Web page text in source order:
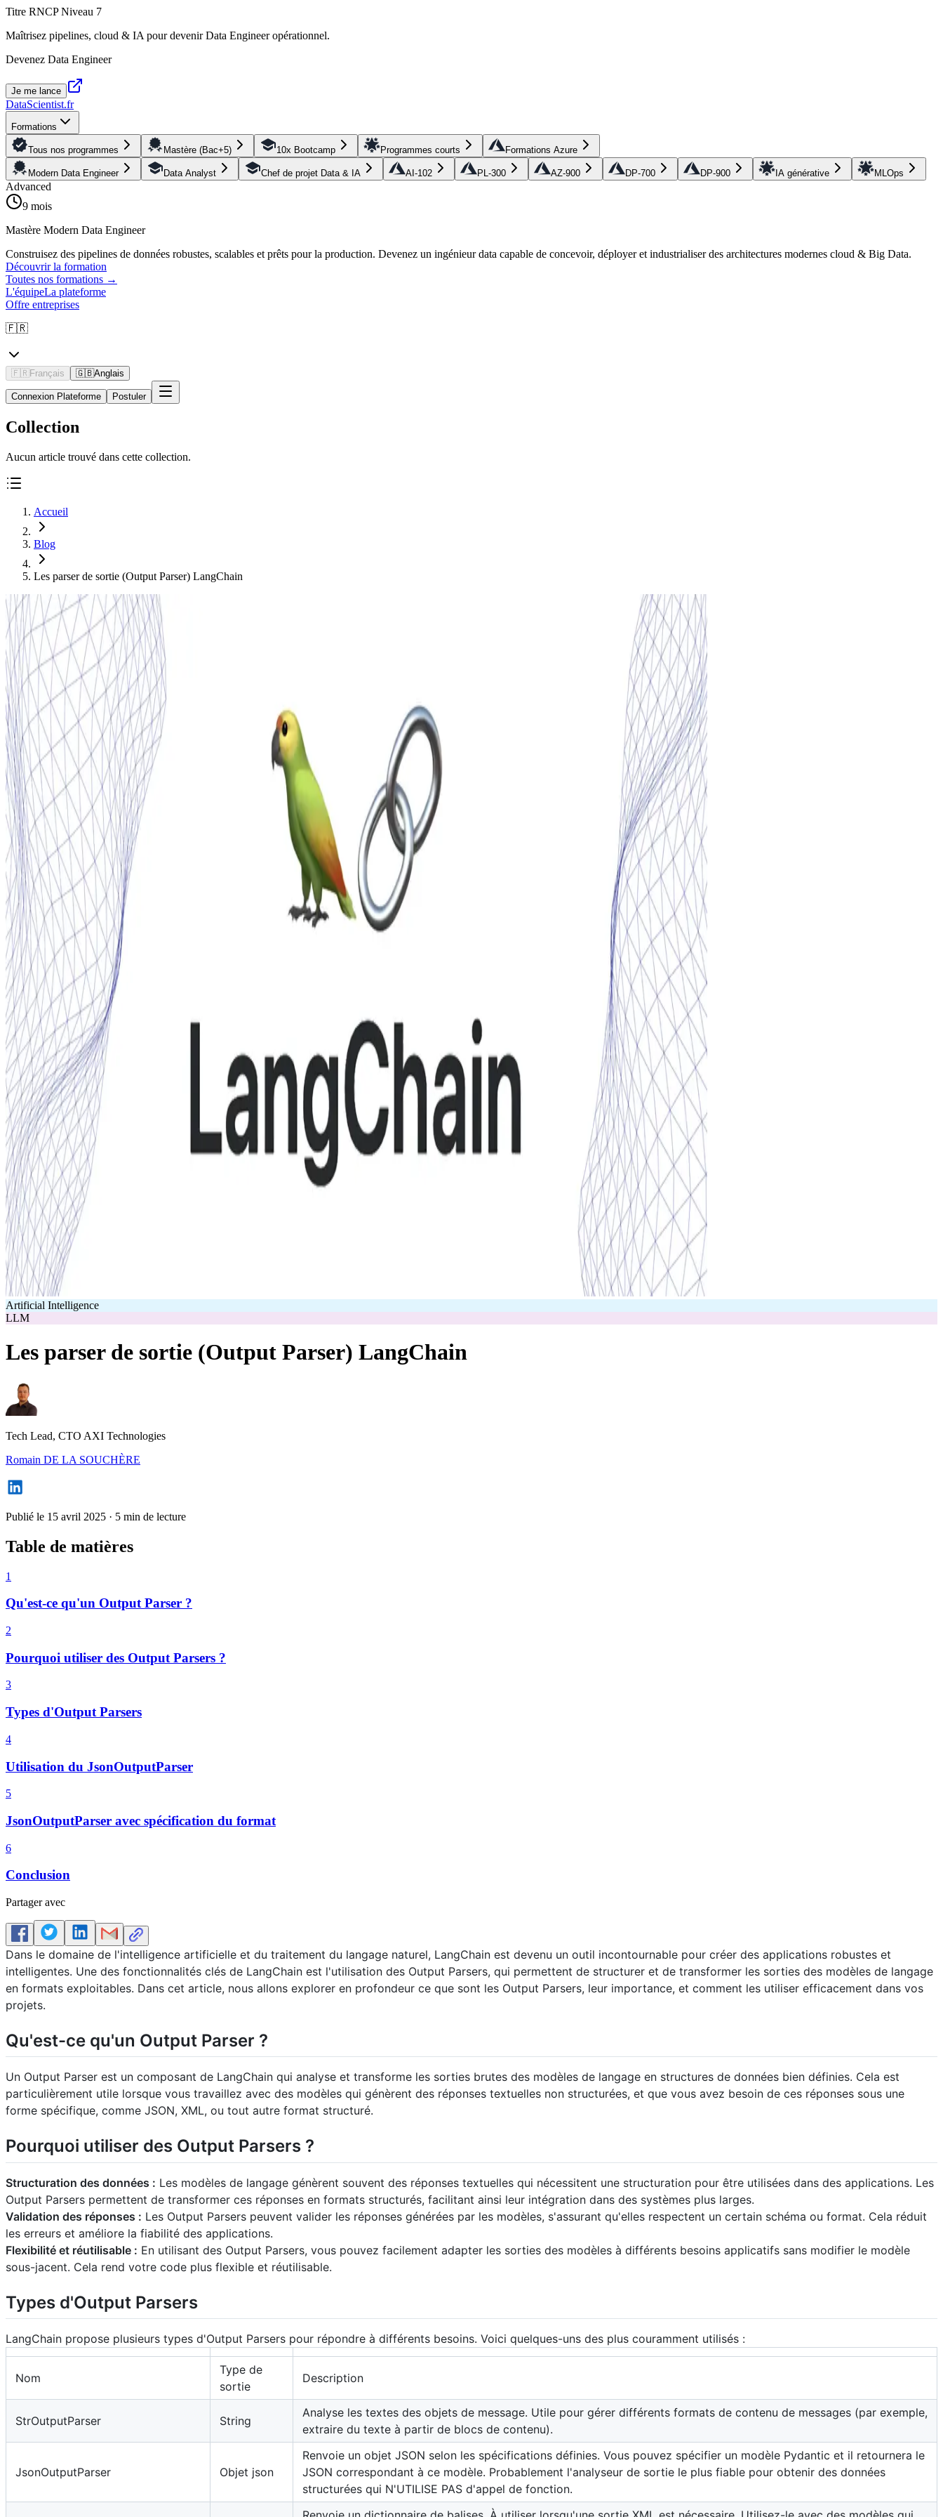
Titre RNCP Niveau 7
Maîtrisez pipelines, cloud & IA pour devenir Data Engineer opérationnel.
Devenez Data Engineer
Je me lance
DataScientist.fr
Formations
Tous nos programmes Mastère (Bac+5) 10x Bootcamp Programmes courts Formations Azure
Modern Data Engineer Data Analyst Chef de projet Data & IA AI-102 PL-300 AZ-900 DP-700 DP-900 IA générative MLOps
Advanced
9 mois
Mastère Modern Data Engineer
Construisez des pipelines de données robustes, scalables et prêts pour la production. Devenez un ingénieur data capable de concevoir, déployer et industrialiser des architectures modernes cloud & Big Data.
Découvrir la formation
Toutes nos formations →
L'équipeLa plateforme
Offre entreprises
🇫🇷
🇫🇷 Français 🇬🇧Anglais
Connexion Plateforme Postuler
Collection
Aucun article trouvé dans cette collection.
Accueil
Blog
Les parser de sortie (Output Parser) LangChain
Artificial Intelligence
LLM
Les parser de sortie (Output Parser) LangChain
Tech Lead, CTO AXI Technologies
Romain DE LA SOUCHÈRE
Publié le 15 avril 2025 · 5 min de lecture
Table de matières
1
Qu'est-ce qu'un Output Parser ?
2
Pourquoi utiliser des Output Parsers ?
3
Types d'Output Parsers
4
Utilisation du JsonOutputParser
5
JsonOutputParser avec spécification du format
6
Conclusion
Partager avec
Dans le domaine de l'intelligence artificielle et du traitement du langage naturel, LangChain est devenu un outil incontournable pour créer des applications robustes et
intelligentes. Une des fonctionnalités clés de LangChain est l'utilisation des Output Parsers, qui permettent de structurer et de transformer les sorties des modèles de langage
en formats exploitables. Dans cet article, nous allons explorer en profondeur ce que sont les Output Parsers, leur importance, et comment les utiliser efficacement dans vos
projets.
Qu'est-ce qu'un Output Parser ?
Un Output Parser est un composant de LangChain qui analyse et transforme les sorties brutes des modèles de langage en structures de données bien définies. Cela est
particulièrement utile lorsque vous travaillez avec des modèles qui génèrent des réponses textuelles non structurées, et que vous avez besoin de ces réponses sous une
forme spécifique, comme JSON, XML, ou tout autre format structuré.
Pourquoi utiliser des Output Parsers ?
Structuration des données : Les modèles de langage génèrent souvent des réponses textuelles qui nécessitent une structuration pour être utilisées dans des applications. Les
Output Parsers permettent de transformer ces réponses en formats structurés, facilitant ainsi leur intégration dans des systèmes plus larges.
Validation des réponses : Les Output Parsers peuvent valider les réponses générées par les modèles, s'assurant qu'elles respectent un certain schéma ou format. Cela réduit
les erreurs et améliore la fiabilité des applications.
Flexibilité et réutilisable : En utilisant des Output Parsers, vous pouvez facilement adapter les sorties des modèles à différents besoins applicatifs sans modifier le modèle
sous-jacent. Cela rend votre code plus flexible et réutilisable.
Types d'Output Parsers
LangChain propose plusieurs types d'Output Parsers pour répondre à différents besoins. Voici quelques-uns des plus couramment utilisés :
Nom
Type de
sortie
Description
StrOutputParser String
Analyse les textes des objets de message. Utile pour gérer différents formats de contenu de messages (par exemple,
extraire du texte à partir de blocs de contenu).
JsonOutputParser Objet json
Renvoie un objet JSON selon les spécifications définies. Vous pouvez spécifier un modèle Pydantic et il retournera le
JSON correspondant à ce modèle. Probablement l'analyseur de sortie le plus fiable pour obtenir des données
structurées qui N'UTILISE PAS d'appel de fonction.